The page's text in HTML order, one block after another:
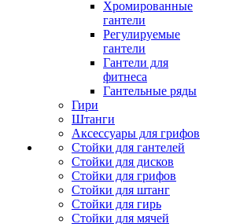
Хромированные
гантели
Регулируемые
гантели
Гантели для
фитнеса
Гантельные ряды
Гири
Штанги
Аксессуары для грифов
Стойки для гантелей
Стойки для дисков
Стойки для грифов
Стойки для штанг
Стойки для гирь
Стойки для мячей